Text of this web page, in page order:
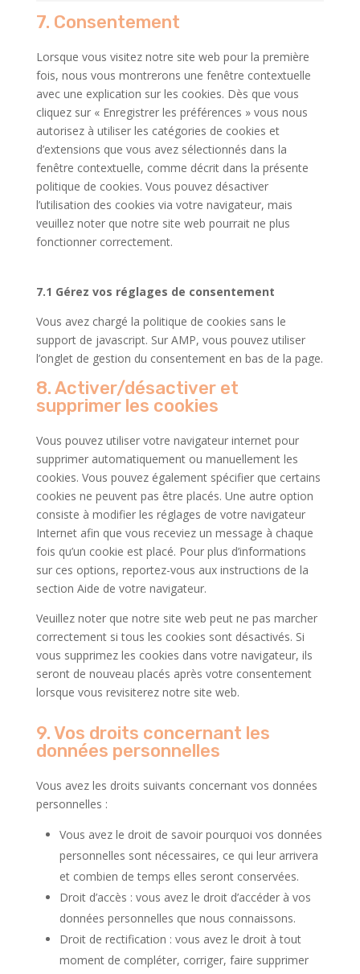
divers
7. Consentement
Lorsque vous visitez notre site web pour la première
fois, nous vous montrerons une fenêtre contextuelle
avec une explication sur les cookies. Dès que vous
cliquez sur « Enregistrer les préférences » vous nous
autorisez à utiliser les catégories de cookies et
d’extensions que vous avez sélectionnés dans la
fenêtre contextuelle, comme décrit dans la présente
politique de cookies. Vous pouvez désactiver
l’utilisation des cookies via votre navigateur, mais
veuillez noter que notre site web pourrait ne plus
fonctionner correctement.
7.1 Gérez vos réglages de consentement
Vous avez chargé la politique de cookies sans le
support de javascript. Sur AMP, vous pouvez utiliser
l’onglet de gestion du consentement en bas de la page.
8. Activer/désactiver et
supprimer les cookies
Vous pouvez utiliser votre navigateur internet pour
supprimer automatiquement ou manuellement les
cookies. Vous pouvez également spécifier que certains
cookies ne peuvent pas être placés. Une autre option
consiste à modifier les réglages de votre navigateur
Internet afin que vous receviez un message à chaque
fois qu’un cookie est placé. Pour plus d’informations
sur ces options, reportez-vous aux instructions de la
section Aide de votre navigateur.
Veuillez noter que notre site web peut ne pas marcher
correctement si tous les cookies sont désactivés. Si
vous supprimez les cookies dans votre navigateur, ils
seront de nouveau placés après votre consentement
lorsque vous revisiterez notre site web.
9. Vos droits concernant les
données personnelles
Vous avez les droits suivants concernant vos données
personnelles :
Vous avez le droit de savoir pourquoi vos données
personnelles sont nécessaires, ce qui leur arrivera
et combien de temps elles seront conservées.
Droit d’accès : vous avez le droit d’accéder à vos
données personnelles que nous connaissons.
Droit de rectification : vous avez le droit à tout
moment de compléter, corriger, faire supprimer